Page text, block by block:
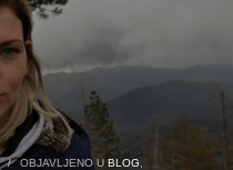
/ OBJAVLJENO U BLOG